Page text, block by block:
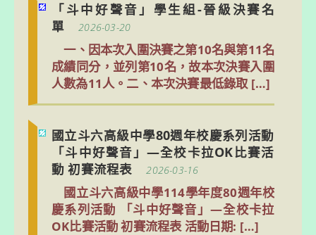
「斗中好聲音」學生組-晉級決賽名
單
2026-03-20
一、因本次入圍決賽之第10名與第11名
成績同分，並列第10名，故本次決賽入圍
人數為11人。二、本次決賽最低錄取 […]
國立斗六高級中學80週年校慶系列活動
「斗中好聲音」—全校卡拉OK比賽活
動 初賽流程表
2026-03-16
國立斗六高級中學114學年度80週年校
慶系列活動 「斗中好聲音」—全校卡拉
OK比賽活動 初賽流程表 活動日期: […]